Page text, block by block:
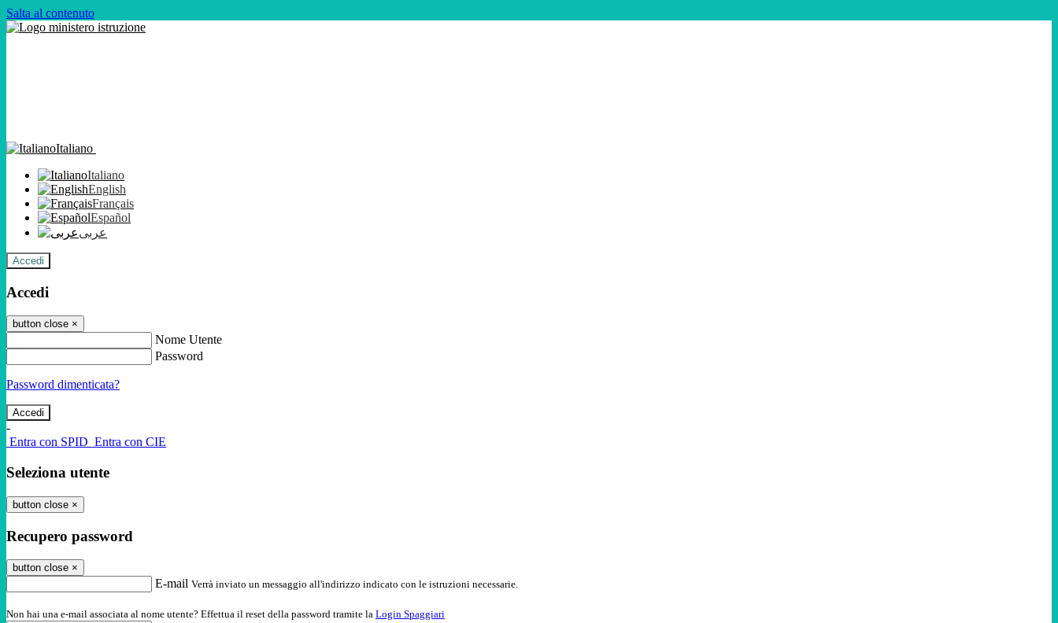
Salta al contenuto
Italiano
Italiano
English
Français
Español
عربى
Accedi
Accedi
button close ×
Nome Utente
Password
Password dimenticata?
-
Entra con SPID Entra con CIE
Seleziona utente
button close ×
Recupero password
button close ×
E-mail Verrà inviato un messaggio all'indirizzo indicato con le istruzioni necessarie.
Non hai una e-mail associata al nome utente? Effettua il reset della password tramite la Login Spaggiari